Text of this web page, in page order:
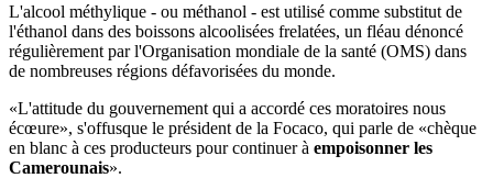
L'alcool méthylique - ou méthanol - est utilisé comme substitut de
l'éthanol dans des boissons alcoolisées frelatées, un fléau dénoncé
régulièrement par l'Organisation mondiale de la santé (OMS) dans
de nombreuses régions défavorisées du monde.
«L'attitude du gouvernement qui a accordé ces moratoires nous
écœure», s'offusque le président de la Focaco, qui parle de «chèque
en blanc à ces producteurs pour continuer à empoisonner les
Camerounais».